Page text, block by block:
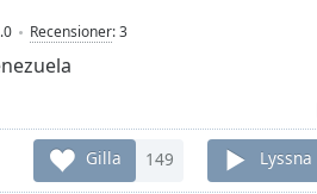
Recensioner:3
Gilla 149